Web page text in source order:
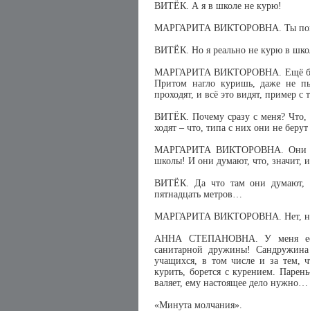
ВИТЁК. А я в школе не курю!
МАРГАРИТА ВИКТОРОВНА. Ты
ВИТЁК. Но я реально не курю в
МАРГАРИТА ВИКТОРОВНА. Ещё бы
Притом нагло куришь, даже не
проходят, и всё это видят, пример с
ВИТЁК. Почему сразу с меня? Что,
ходят – что, типа с них они не
МАРГАРИТА ВИКТОРОВНА. Они
школы! И они думают, что, значит,
ВИТЁК. Да что там они думают,
пятнадцать метров…
МАРГАРИТА ВИКТОРОВНА. Нет, ну
АННА СТЕПАНОВНА. У меня
санитарной дружины!
учащихся, в том числе и за тем,
курить, борется с курением.
валяет, ему настоящее дело нужно…
«Минута молчания».